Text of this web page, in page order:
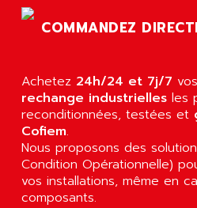
SMTBD1
SMTB
SMT-BSI
CPX37
CE65
ROD 426
SINUMERIK 840C
AK ELECTRONIQUE
AKER
AKIM AG
AKKU
AKO
ALACATEL
ALARMCOM
COMMANDEZ
Achetez 24h/24 et 7j/7 vos
rechange industrielles les
reconditionnées, testées et
Cofiem.
Nous proposons des
Condition Opérationnelle)
vos installations, même en
composants.